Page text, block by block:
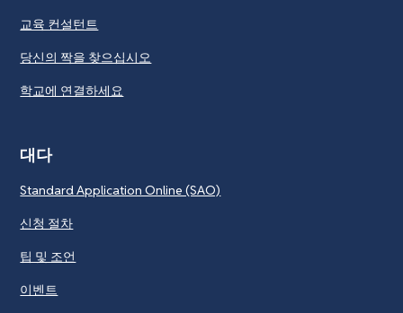
교육 컨설턴트
당신의 짝을 찾으십시오
학교에 연결하세요
대다
Standard Application Online (SAO)
신청 절차
팁 및 조언
이벤트